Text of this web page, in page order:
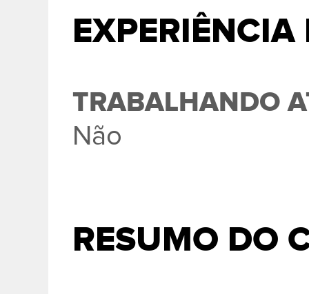
TRABALHANDO
Não
RESUMO DO